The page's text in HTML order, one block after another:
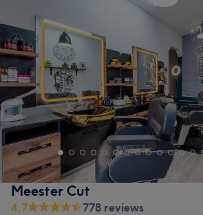
Meester Cut
4,7
778 reviews